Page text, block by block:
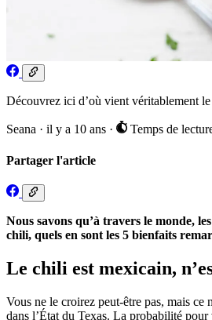
Découvrez ici d’où vient véritablement
Seana · il y a 10 ans · Temps de
Partager l'article
Nous savons qu’à travers le monde,
chili, quels en sont les 5 bienfaits
Le chili est mexicain,
Vous ne le croirez peut-être pas, mais
dans l’État du Texas. La probabilité